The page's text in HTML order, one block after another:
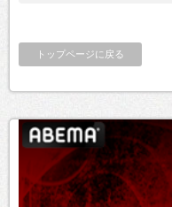
トップページに戻る